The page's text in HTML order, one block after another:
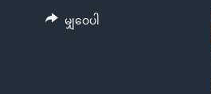
အစ္စရေး-ပါလက်စတိုင်း
အင်္ဂလိပ်စာလေ့လာမယ်
မျှဝေပါ